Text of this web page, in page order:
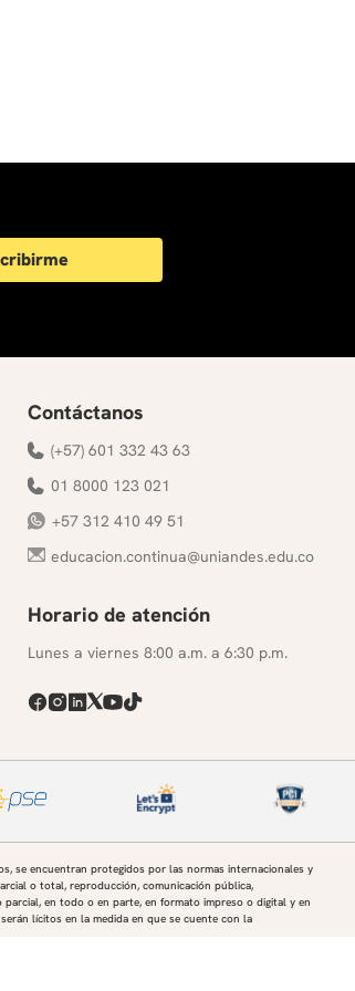
su formación, sino que
Contáctanos
(+57) 601 332 43 63
01 8000 123 021
+57 312 410 49 51
educacion.continua@uniandes.edu.co
Horario de atención
Lunes a viernes 8:00 a.m. a 6:30 p.m.
se encuentran protegidos por las normas internacionales y
o total, reproducción, comunicación pública,
en todo o en parte, en formato impreso o digital y en
lícitos en la medida en que se cuente con la